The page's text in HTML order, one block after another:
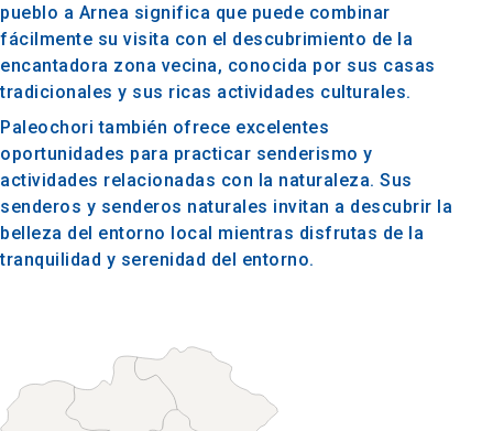
pueblo a Arnea significa que puede combinar
fácilmente su visita con el descubrimiento de la
encantadora zona vecina, conocida por sus casas
tradicionales y sus ricas actividades culturales.
Paleochori también ofrece excelentes
oportunidades para practicar senderismo y
actividades relacionadas con la naturaleza. Sus
senderos y senderos naturales invitan a descubrir la
belleza del entorno local mientras disfrutas de la
tranquilidad y serenidad del entorno.